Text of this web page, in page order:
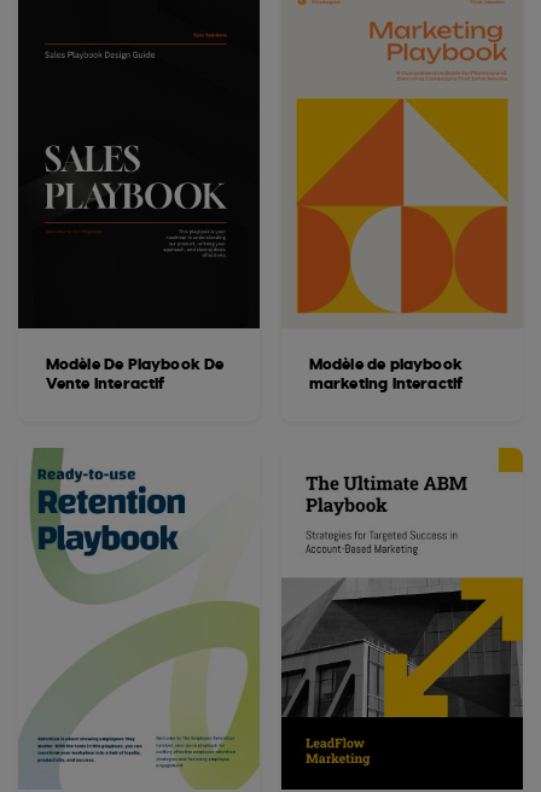
Modèle De Playbook De
Vente Interactif
Modèle de playbook
marketing interactif